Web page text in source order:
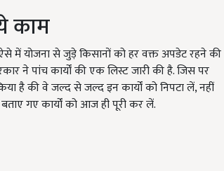
काम
में योजना से जुड़े किसानों को हर वक्त अपडेट रहने की
पांच कार्यों की एक लिस्ट जारी की है. जिस पर
है की वे जल्द से जल्द इन कार्यों को निपटा लें, नहीं
गए कार्यों को आज ही पूरी कर लें.